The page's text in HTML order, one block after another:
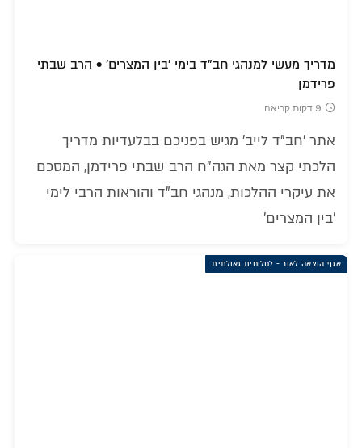
מדריך מעשי למנהגי חב"ד בימי 'בין המצרים' • הרב שבתי
פרידמן
9 דקות קריאה
אתר 'חב"ד לייב' מגיש בפניכם בבלעדיות מדריך
הלכתי קצר מאת הגה"ח הרב שבתי פרידמן, המסכם
את עיקרי ההלכות, מנהגי חב"ד והוראות הרבי לימי
'בין המצרים'
אגף הוצאה לאור - לחלוחית גאולתית